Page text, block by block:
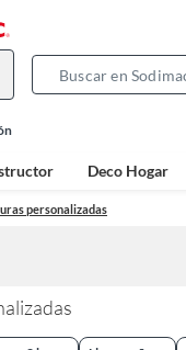
Deco Hogar
personalizadas